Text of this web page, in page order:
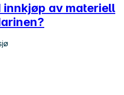
innkjøp av materiell